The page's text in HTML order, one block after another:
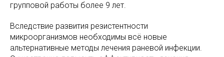
групповой работы более 9 лет.
Вследствие развития резистентности
микроорганизмов необходимы всё новые
альтернативные методы лечения раневой инфекции.